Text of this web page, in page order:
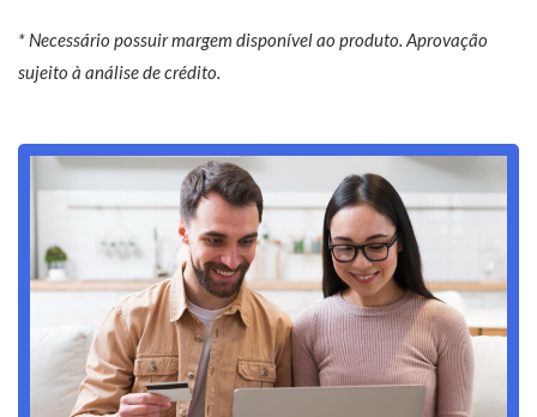
* Necessário possuir margem disponível ao produto. Aprovação
sujeito à análise de crédito.